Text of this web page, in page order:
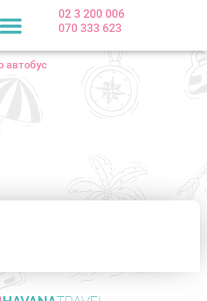
02 3 200 006
070 333 623
автобус